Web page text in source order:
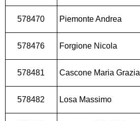
578470 Piemonte Andrea
578476 Forgione Nicola
578481 Cascone Maria Grazia
578482 Losa Massimo